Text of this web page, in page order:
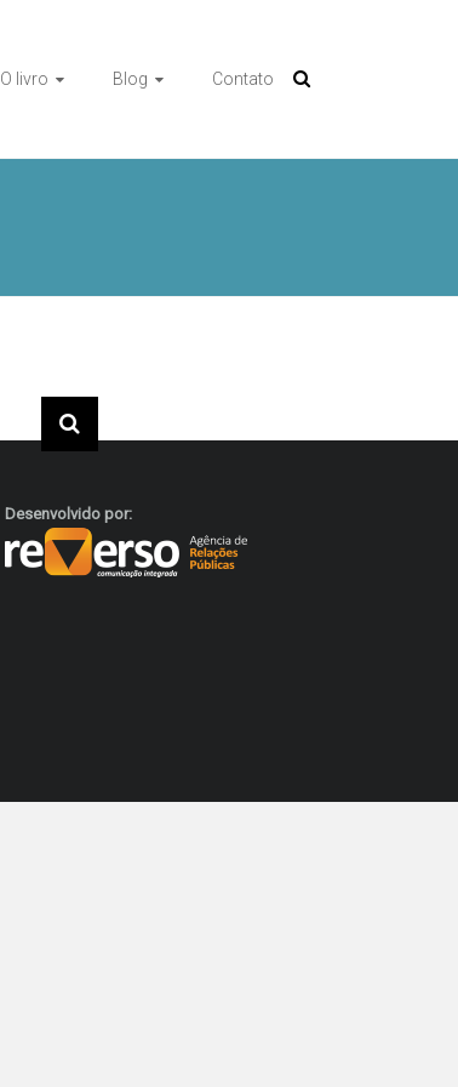
O livro Blog Contato
Desenvolvido por: